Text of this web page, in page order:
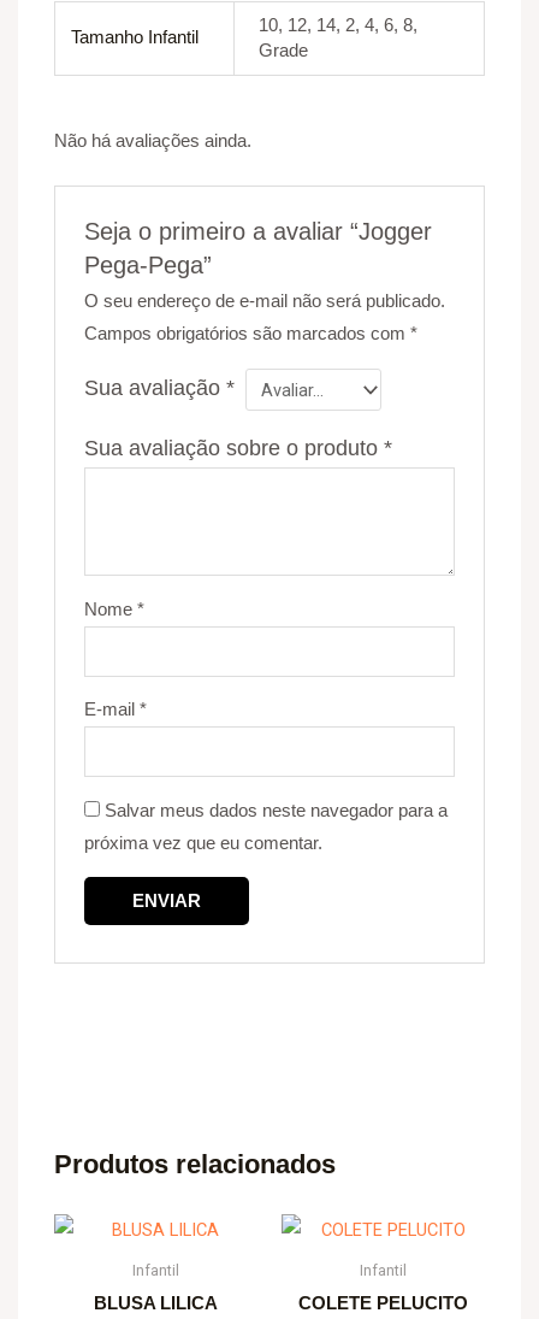
Tamanho Infantil
10, 12, 14, 2, 4, 6, 8,
Grade
Não há avaliações ainda.
Seja o primeiro a avaliar “Jogger
Pega-Pega”
O seu endereço de e-mail não será publicado.
Campos obrigatórios são marcados com*
Sua avaliação*
Sua avaliação sobre o produto*
Nome*
E-mail*
Salvar meus dados neste navegador para a
próxima vez que eu comentar.
Produtos relacionados
Infantil
BLUSA LILICA
Infantil
COLETE PELUCITO
Price
R$ 28,00